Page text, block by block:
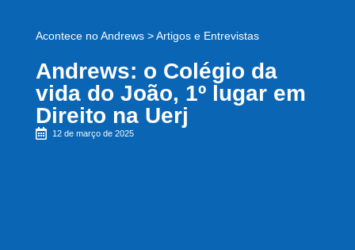
Acontece no Andrews>Artigos e Entrevistas
Andrews: o Colégio da
vida do João, 1º lugar em
Direito na Uerj
12 de março de 2025